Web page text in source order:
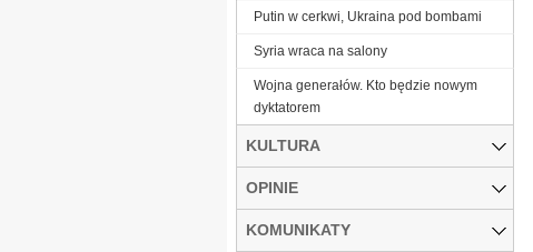
Putin w cerkwi, Ukraina pod bombami
Syria wraca na salony
Wojna generałów. Kto będzie nowym
dyktatorem
KULTURA
OPINIE
KOMUNIKATY